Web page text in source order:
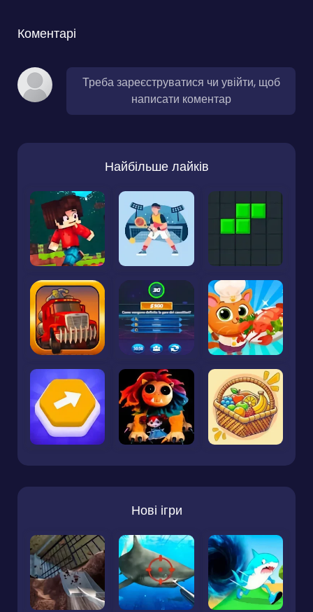
Коментарі
Треба зареєструватися чи увійти, щоб
написати коментар
Найбільше лайків
Нові ігри